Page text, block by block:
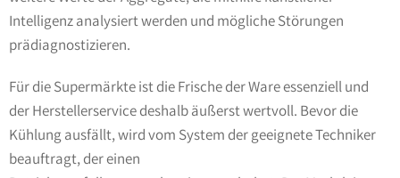
Intelligenz analysiert werden und mögliche Störungen
prädiagnostizieren.
Für die Supermärkte ist die Frische der Ware essenziell und
der Herstellerservice deshalb äußerst wertvoll. Bevor die
Kühlung ausfällt, wird vom System der geeignete Techniker
beauftragt, der einen